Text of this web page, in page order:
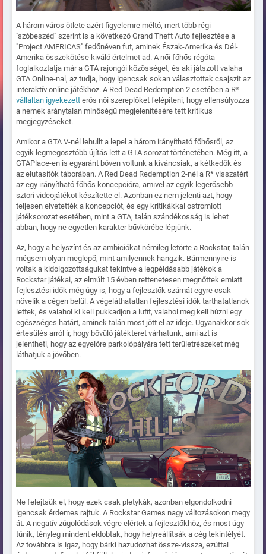
A három város ötlete azért figyelemre méltó, mert több régi
"szóbeszéd" szerint is a következő Grand Theft Auto fejlesztése a
"Project AMERICAS" fedőnéven fut, aminek Észak-Amerika és Dél-
Amerika összekötése kiváló értelmet ad. A női főhős régóta
foglalkoztatja már a GTA rajongói közösséget, és aki játszott valaha
GTA Online-nal, az tudja, hogy igencsak sokan választottak csajszit az
interaktív online játékhoz. A Red Dead Redemption 2 esetében a R*
vállaltan igyekezetterős női szereplőket felépíteni, hogy ellensúlyozza
a nemek aránytalan minőségű megjelenítésére tett kritikus
megjegyzéseket.
Amikor a GTA V-nél lehullt a lepel a három irányítható főhősről, az
egyik legmegosztóbb újítás lett a GTA sorozat történetében. Még itt, a
GTAPlace-en is egyaránt bőven voltunk a kíváncsiak, a kétkedők és
az elutasítók táborában. A Red Dead Redemption 2-nél a R* visszatért
az egy irányítható főhős koncepcióra, amivel az egyik legerősebb
sztori videojátékot készítette el. Azonban ez nem jelenti azt, hogy
teljesen elvetették a koncepciót, és egy kritikákkal ostromlott
játéksorozat esetében, mint a GTA, talán szándékosság is lehet
abban, hogy ne egyetlen karakter bűvkörébe lépjünk.
Az, hogy a helyszínt és az ambiciókat némileg letörte a Rockstar, talán
mégsem olyan meglepő, mint amilyennek hangzik. Bármennyire is
voltak a kidolgozottságukat tekintve a legpéldásabb játékok a
Rockstar játékai, az elmúlt 15 évben rettenetesen megnőttek emiatt
fejlesztési idők még úgy is, hogy a fejlesztők számát egyre csak
növelik a cégen belül. A végeláthatatlan fejlesztési idők tarthatatlanok
lettek, és valahol ki kell pukkadjon a lufit, valahol meg kell húzni egy
egészséges határt, aminek talán most jött el az ideje. Ugyanakkor sok
értesülés arról ír, hogy bővülő játékteret várhatunk, ami azt is
jelentheti, hogy az egyelőre parkolópályára tett területrészeket még
láthatjuk a jövőben.
Ne felejtsük el, hogy ezek csak pletykák, azonban elgondolkodni
igencsak érdemes rajtuk. A Rockstar Games nagy változásokon megy
át. A negatív zúgolódások végre elértek a fejlesztőkhöz, és most úgy
tűnik, tényleg mindent eldobtak, hogy helyreállítsák a cég tekintélyét.
Az továbbra is igaz, hogy bárki hazudozhat össze-vissza, ezúttal